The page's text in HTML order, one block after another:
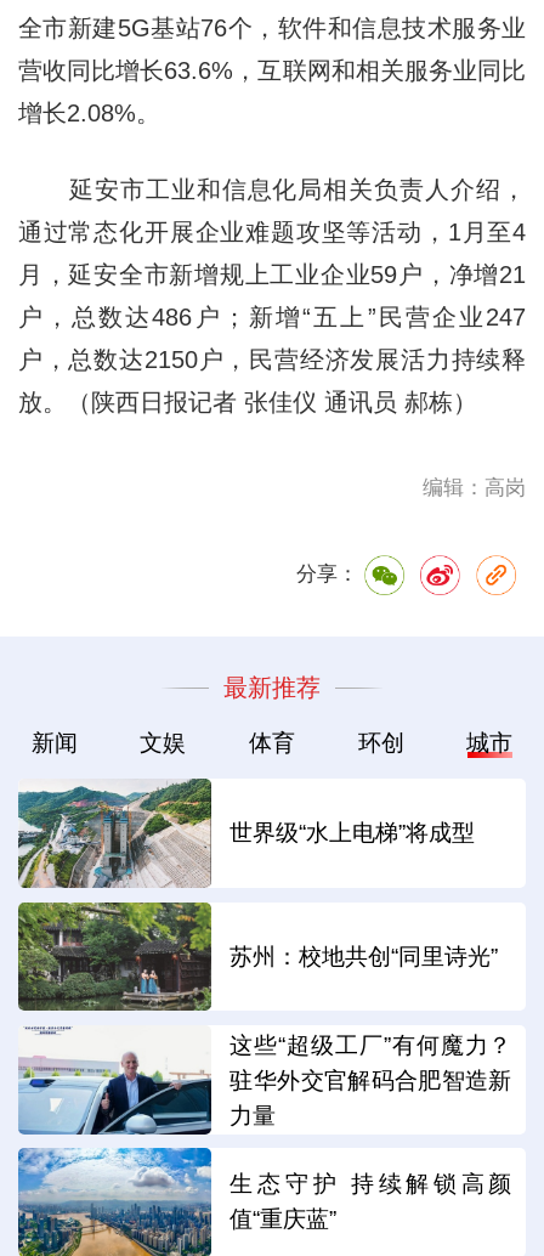
全市新建5G基站76个，软件和信息技术服务业
营收同比增长63.6%，互联网和相关服务业同比
增长2.08%。
延安市工业和信息化局相关负责人介绍，
通过常态化开展企业难题攻坚等活动，1月至4
月，延安全市新增规上工业企业59户，净增21
户，总数达486户；新增“五上”民营企业247
户，总数达2150户，民营经济发展活力持续释
放。（陕西日报记者 张佳仪 通讯员 郝栋）
编辑：高岗
分享：
最新推荐
新闻 文娱 体育 环创 城市
世界级“水上电梯”将成型
苏州：校地共创“同里诗光”
这些“超级工厂”有何魔力？
驻华外交官解码合肥智造新
力量
生态守护 持续解锁高颜
值“重庆蓝”